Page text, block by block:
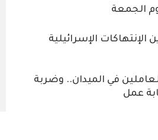
الجمعة
الإنتهاكات الإسرائيلية
في الميدان.. وضربة
عمل